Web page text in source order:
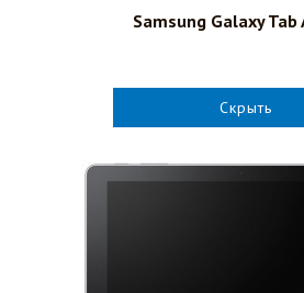
Samsung Galaxy Tab
Скрыть